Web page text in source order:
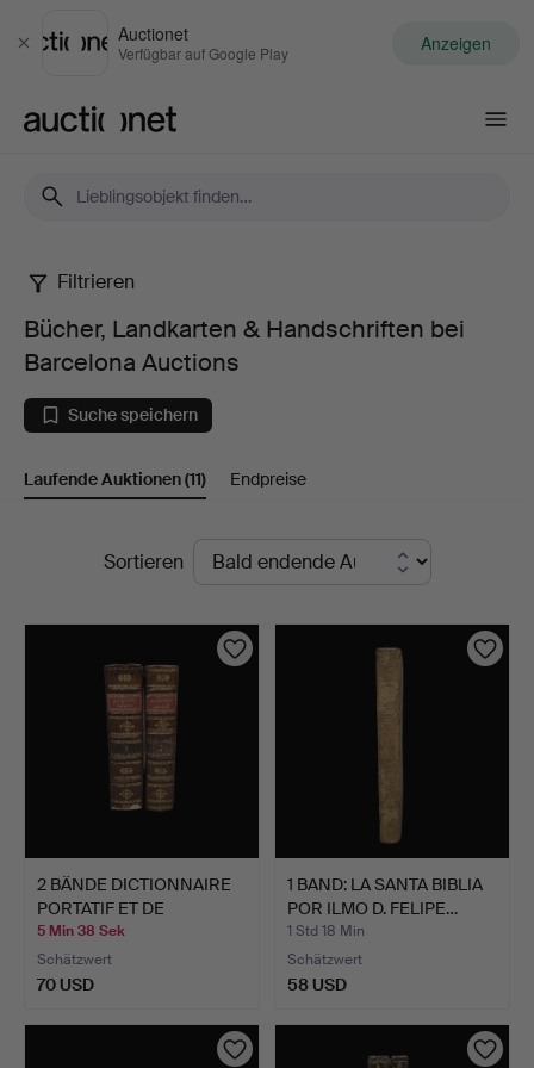
Schließen
Auctionet
Verfügbar auf Google Play Anzeigen
Bücher,
Landkarten
&
Handschriften
Barcelona
Auctions
Filtrieren
Bücher, Landkarten & Handschriften bei
Barcelona Auctions
Suche speichern
Laufende Auktionen(11) Endpreise
LaufendeSortieren
2 BÄNDE DICTIONNAIRE
PORTATIF ET DE
PRONON…
5 Min 38 Sek
Schätzwert
70 USD
1 BAND: LA SANTA BIBLIA
POR ILMO D. FELIPE…
1 Std 18 Min
Schätzwert
58 USD